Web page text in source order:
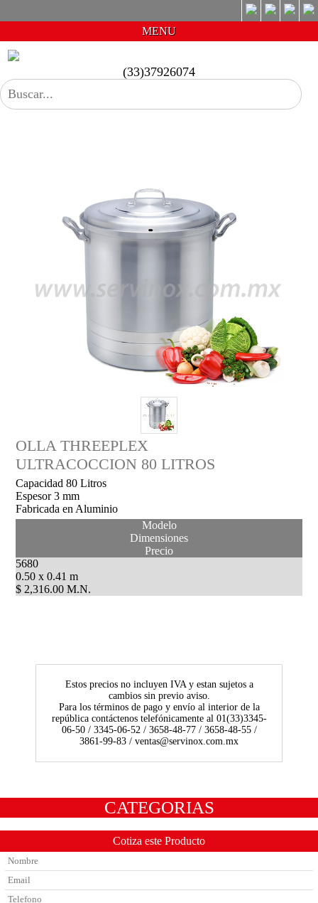
(33)37926074
MENU
OLLA THREEPLEX
ULTRACOCCION 80 LITROS
Capacidad 80 Litros
Espesor 3 mm
Fabricada en Aluminio
Modelo
Dimensiones
Precio
5680
0.50 x 0.41 m
$ 2,316.00 M.N.
Estos precios no incluyen IVA y estan sujetos a
cambios sin previo aviso.
Para los términos de pago y envío al interior de la
república contáctenos telefónicamente al 01(33)3345-
06-50 / 3345-06-52 / 3658-48-77 / 3658-48-55 /
3861-99-83 / ventas@servinox.com.mx
CATEGORIAS
Cotiza este Producto